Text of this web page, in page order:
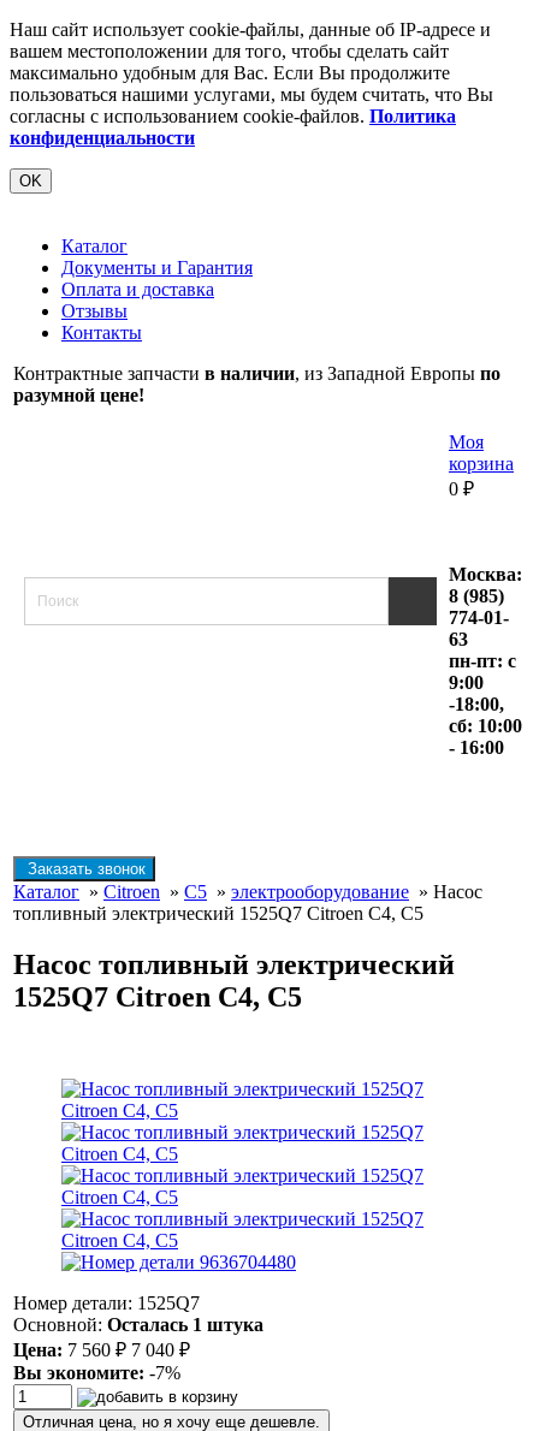
Наш сайт использует cookie-файлы, данные об IP-адресе и
вашем местоположении для того, чтобы сделать сайт
максимально удобным для Вас. Если Вы продолжите
пользоваться нашими услугами, мы будем считать, что Вы
согласны с использованием cookie-файлов. Политика
конфиденциальности
OK
Каталог
Документы и Гарантия
Оплата и доставка
Отзывы
Контакты
Контрактные запчасти в наличии, из Западной Европы по
разумной цене!
Моя
корзина
0 ₽
Москва:
8 (985)
774-01-
63
пн-пт: с
9:00
-18:00,
сб: 10:00
- 16:00
Заказать звонок
Каталог » Citroen » C5 » электрооборудование » Насос
топливный электрический 1525Q7 Citroen C4, C5
Насос топливный электрический
1525Q7 Citroen C4, C5
Номер детали: 1525Q7
Основной: Осталась 1 штука
Цена: 7 560 ₽ 7 040 ₽
Вы экономите: -7%
Отличная цена, но я хочу еще дешевле.